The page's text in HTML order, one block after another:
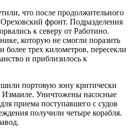
что после продолжительного
Ореховский фронт. Подразделения
к северу от Работино.
которую не смогли поразить
более трех километров, пересекли
и приблизилось к
портовую зону критически
Уничтожены насосные
приема поступавшего с судов
получили четыре корабля.